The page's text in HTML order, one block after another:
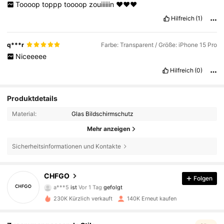
Toooop toppp toooop zouiiiiiin ❤️❤️❤️
Hilfreich (1)
q***r Farbe: Transparent / Größe: iPhone 15 Pro
Niceeeee
Hilfreich (0)
Produktdetails
Material: Glas Bildschirmschutz
Mehr anzeigen
Sicherheitsinformationen und Kontakte
CHFGO
t***yist am Durchsuchen
4,84
1.7K Follower
Folgen
230K Kürzlich verkauft 140K Erneut kaufen